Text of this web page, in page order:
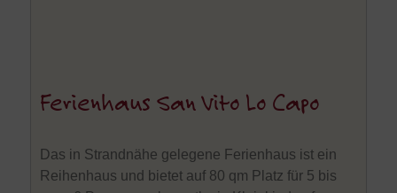
Ferienhaus San Vito Lo Capo
Das in Strandnähe gelegene Ferienhaus ist ein
Reihenhaus und bietet auf 80 qm Platz für 5 bis